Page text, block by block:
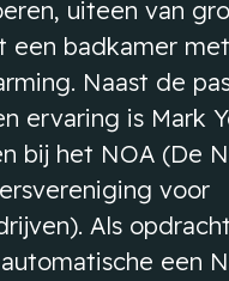
uiteen van
een badkamer met
Naast de
ervaring is Mark
bij het NOA (De
voor
Als
een